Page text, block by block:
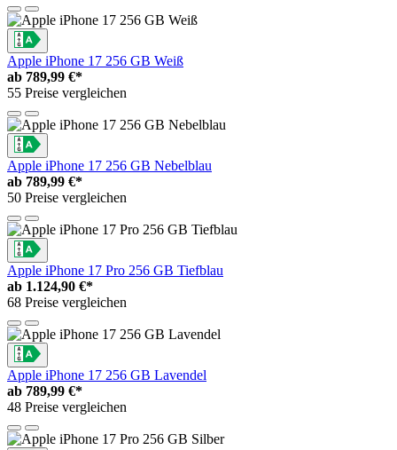
Apple iPhone 17 256 GB Weiß
ab 789,99 €*
55 Preise vergleichen
Apple iPhone 17 256 GB Nebelblau
ab 789,99 €*
50 Preise vergleichen
Apple iPhone 17 Pro 256 GB Tiefblau
ab 1.124,90 €*
68 Preise vergleichen
Apple iPhone 17 256 GB Lavendel
ab 789,99 €*
48 Preise vergleichen